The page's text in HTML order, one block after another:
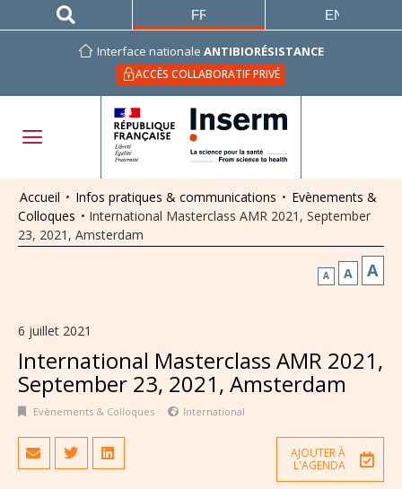
Interface nationale ANTIBIORÉSISTANCE
ACCÈS COLLABORATIF PRIVÉ
FRANÇAIS ENGLISH
Accueil • Infos pratiques & communications • Evènements &
Colloques • International Masterclass AMR 2021, September
23, 2021, Amsterdam
A A A
6 juillet 2021
International Masterclass AMR 2021,
September 23, 2021, Amsterdam
Evènements & Colloques International
AJOUTER À
L'AGENDA